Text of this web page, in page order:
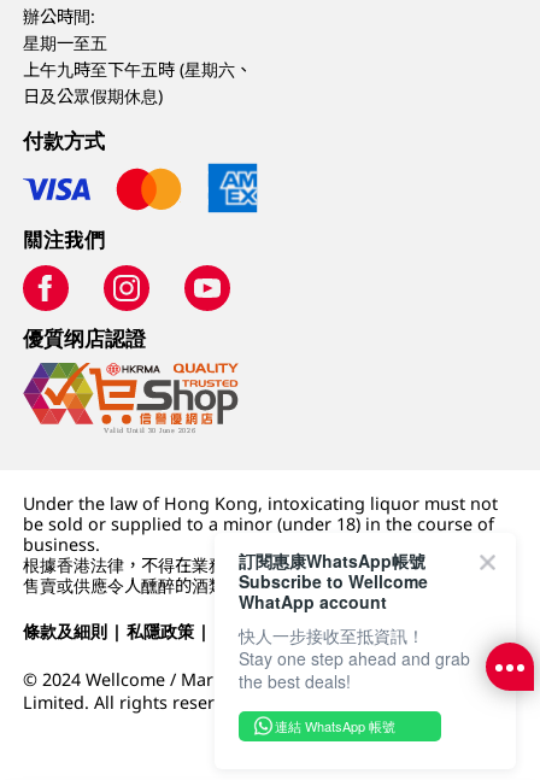
辦公時間:
星期一至五
上午九時至下午五時 (星期六、
日及公眾假期休息)
付款方式
關注我們
優質纲店認證
Under the law of Hong Kong, intoxicating liquor must not
be sold or supplied to a minor (under 18) in the course of
business.
根據香港法律，不得在業務過程中，向未成年人 (18 歲以下人士)
售賣或供應令人醺醉的酒類。
條款及細則 |私隱政策 | DFI零售集團
© 2024 Wellcome / Market Place. The Dairy Farm Company
Limited. All rights reserved.
訂閱惠康WhatsApp帳號
Subscribe to Wellcome
WhatApp account
快人一步接收至抵資訊！
Stay one step ahead and grab
the best deals!
連結 WhatsApp 帳號